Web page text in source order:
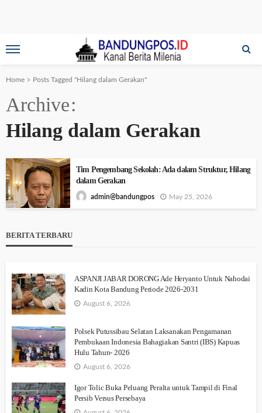
Home Posts Tagged "Hilang dalam Gerakan"
Archive
Hilang dalam Gerakan
Tim Pengembang Sekolah: Ada dalam Struktur, Hilang
dalam Gerakan
admin@bandungpos May 25, 2026
BERITA TERBARU
ASPANJI JABAR DORONG Ade Heryanto Untuk Nahodai
Kadin Kota Bandung Periode 2026-2031
August 6, 2026
Polsek Putussibau Selatan Laksanakan Pengamanan
Pembukaan Indonesia Bahagiakan Santri (IBS) Kapuas
Hulu Tahun- 2026
August 6, 2026
Igor Tolic Buka Peluang Peralta untuk Tampil di Final
Persib Versus Persebaya